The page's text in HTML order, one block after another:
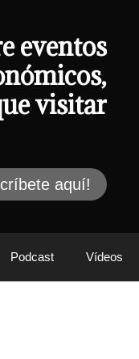
eventos
visitar
aquí!
Podcast Vídeos